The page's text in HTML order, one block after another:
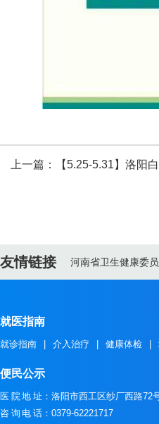
上一篇： 【5.25-5.31】洛阳
友情链接 河南省卫生健康委
就医指南
就诊指南 介入治疗 健康体检
便民公示
医院地址 ：洛阳市西工区纱厂西路72
咨询电话 ：0379-62221717